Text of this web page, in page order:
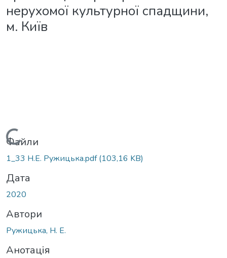
нерухомої культурної спадщини,
м. Київ
Вантажиться...
Файли
1_33 Н.Е. Ружицька.pdf(103,16 KB)
Дата
2020
Автори
Ружицька, Н. Е.
Анотація